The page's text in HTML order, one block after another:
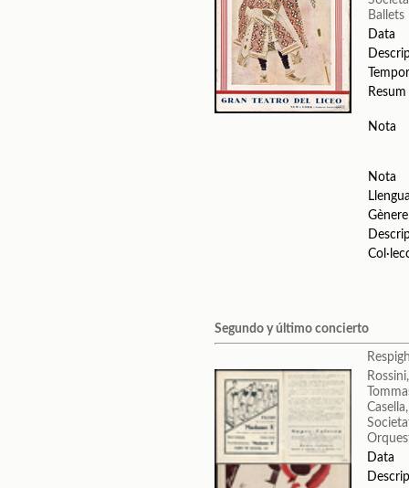
Ballets
Data
Resum
Nota
Nota
Gènere
Segundo y último concierto
Data